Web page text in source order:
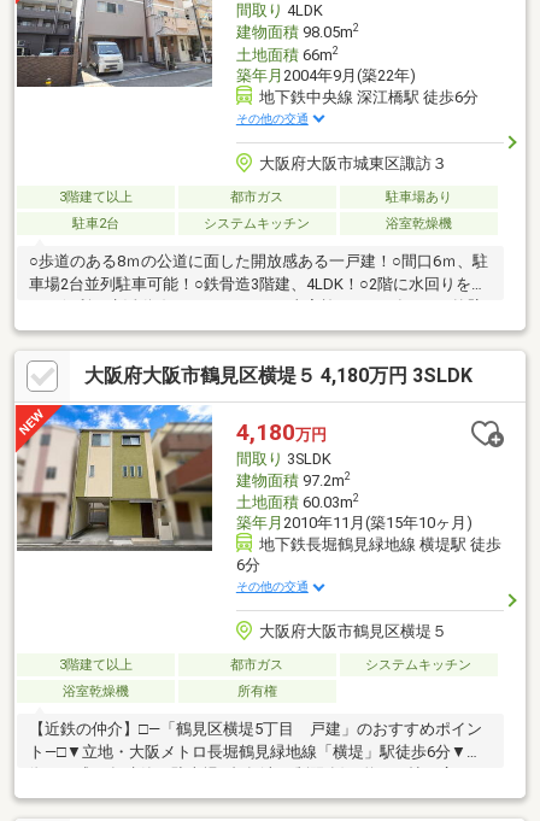
間取り 4LDK
建物面積98.05m2
土地面積66m2
築年月 2004年9月(築22年)
地下鉄中央線 深江橋駅 徒歩6分
その他の交通
大阪府大阪市城東区諏訪３
3階建て以上 都市ガス
駐車場あり
駐車2台
システムキッチン 浴室乾燥機
○歩道のある8ｍの公道に面した開放感ある一戸建！○間口6ｍ、駐
車場2台並列駐車可能！○鉄骨造3階建、4LDK！○2階に水回りを配
塗装工事。■2017年7月／給湯器・2階トイレ・浴室乾燥機・レン
ジフード交換。・JR片町線「放出」駅…徒歩13分・市立諏訪小学
校…徒歩9分・市立城東中学校…徒歩5分・城東ちどり保育園…徒歩
1分・諏訪こども学園…徒歩10分・スーパー ボトルワールドOK深
江橋店…徒歩2分・ライフ深江橋店…徒歩4分・ライフォート深江橋
店…徒歩4分・セブンイレブン大阪諏訪4丁目店…徒歩3分
大阪府大阪市鶴見区横堤５ 4,180万円 3SLDK
4,180万円
間取り 3SLDK
建物面積97.2m2
土地面積60.03m2
築年月 2010年11月(築15年10ヶ月)
地下鉄長堀鶴見緑地線 横堤駅 徒歩
6分
その他の交通
大阪府大阪市鶴見区横堤５
3階建て以上 都市ガス
システムキッチン
浴室乾燥機
所有権
【近鉄の仲介】□―「鶴見区横堤5丁目 戸建」のおすすめポイン
ト―□▼立地・大阪メトロ長堀鶴見緑地線「横堤」駅徒歩6分▼特
LDK×洋室3部屋・対面式キッチン▼周辺環境・万代 鶴見諸口